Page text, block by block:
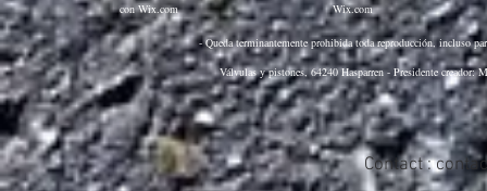
conWix.com
Wix.com
- Queda terminantemente prohibida toda reproducción, incluso
Válvulas y pistones, 64240 Hasparren - Presidente creador:
Contact :